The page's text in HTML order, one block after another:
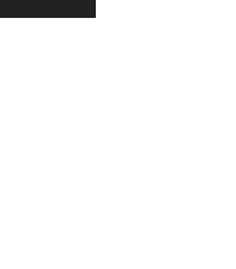
Gore/Dole